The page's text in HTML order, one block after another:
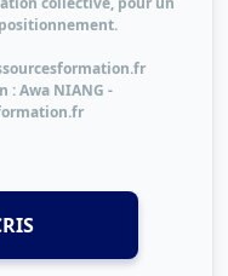
:Awa NIANG -